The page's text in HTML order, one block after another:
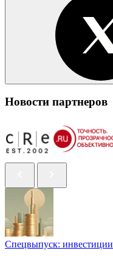
Новости партнеров
Спецвыпуск: инвестиции